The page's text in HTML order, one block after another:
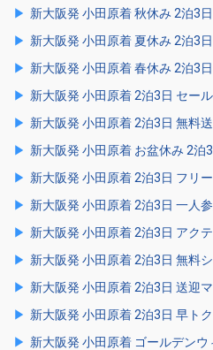
新大阪発 小田原着 秋休み 2泊3日
新大阪発 小田原着 夏休み 2泊3日
新大阪発 小田原着 春休み 2泊3日
新大阪発 小田原着 2泊3日 セール
新大阪発 小田原着 2泊3日 無料
新大阪発 小田原着 お盆休み 2泊
新大阪発 小田原着 2泊3日 フリ
新大阪発 小田原着 2泊3日 一人
新大阪発 小田原着 2泊3日 アク
新大阪発 小田原着 2泊3日 無料
新大阪発 小田原着 2泊3日 送迎
新大阪発 小田原着 2泊3日 早ト
新大阪発 小田原着 ゴールデンウ